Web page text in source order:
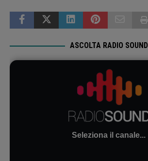
ASCOLTA RADIO SOUND
Seleziona il canale...